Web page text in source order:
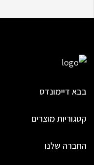
בבא דיימונדס
קטגוריות מוצרים
החברה שלנו